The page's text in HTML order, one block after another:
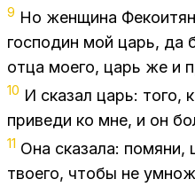
9 Но жен­щи­на
гос­по­дин мой царь, да
отца мо­е­го, царь же и
10 И ска­зал царь: того,
при­ве­ди ко мне, и он
11 Она ска­за­ла: по­мя­ни,
тво­е­го, что­бы не